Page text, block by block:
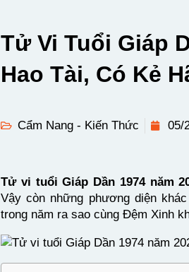
Tử Vi Tuổi Giáp
Hao Tài, Có Kẻ
Cẩm Nang - Kiến Thức 05/
Tử vi tuổi Giáp Dần 1974 năm
Vậy còn những phương diện
trong năm ra sao cùng Đệm Xinh